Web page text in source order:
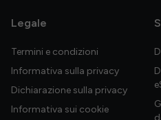
Legale
Termini e condizioni
Informativa sulla privacy
Dichiarazione sulla privacy
Informativa sui cookie